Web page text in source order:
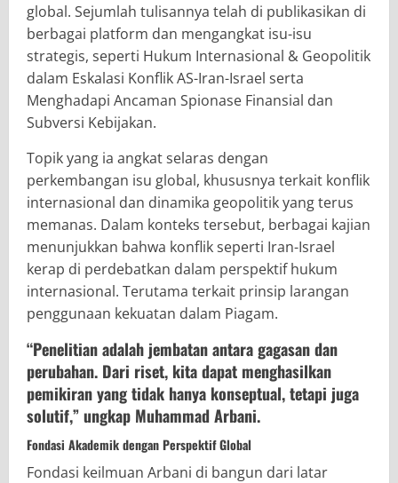
global. Sejumlah tulisannya telah di publikasikan di
berbagai platform dan mengangkat isu-isu
strategis, seperti Hukum Internasional & Geopolitik
dalam Eskalasi Konflik AS-Iran-Israel serta
Menghadapi Ancaman Spionase Finansial dan
Subversi Kebijakan.
Topik yang ia angkat selaras dengan
perkembangan isu global, khususnya terkait konflik
internasional dan dinamika geopolitik yang terus
memanas. Dalam konteks tersebut, berbagai kajian
menunjukkan bahwa konflik seperti Iran-Israel
kerap di perdebatkan dalam perspektif hukum
internasional. Terutama terkait prinsip larangan
penggunaan kekuatan dalam Piagam.
“Penelitian adalah jembatan antara gagasan dan
perubahan. Dari riset, kita dapat menghasilkan
pemikiran yang tidak hanya konseptual, tetapi juga
solutif,” ungkap Muhammad Arbani.
Fondasi Akademik dengan Perspektif Global
Fondasi keilmuan Arbani di bangun dari latar